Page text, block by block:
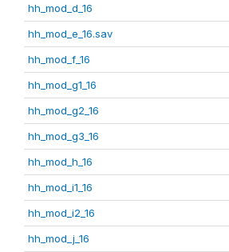
hh_mod_d_16
hh_mod_e_16.sav
hh_mod_f_16
hh_mod_g1_16
hh_mod_g2_16
hh_mod_g3_16
hh_mod_h_16
hh_mod_i1_16
hh_mod_i2_16
hh_mod_j_16